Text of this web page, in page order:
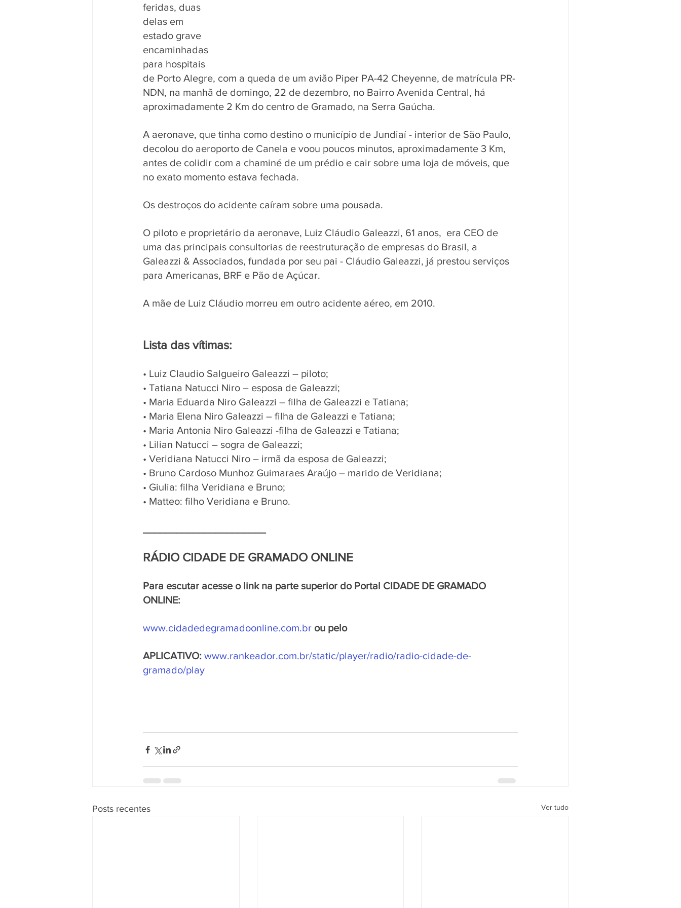
feridas, duas
delas em
estado grave
encaminhadas
para hospitais
de Porto Alegre, com a queda de um avião Piper PA-42 Cheyenne, de matrícula PR-
NDN, na manhã de domingo, 22 de dezembro, no Bairro Avenida Central, há
aproximadamente 2 Km do centro de Gramado, na Serra Gaúcha.
A aeronave, que tinha como destino o município de Jundiaí - interior de São Paulo,
decolou do aeroporto de Canela e voou poucos minutos, aproximadamente 3 Km,
antes de colidir com a chaminé de um prédio e cair sobre uma loja de móveis, que
no exato momento estava fechada.
Os destroços do acidente caíram sobre uma pousada.
O piloto e proprietário da aeronave, Luiz Cláudio Galeazzi, 61 anos,  era CEO de
uma das principais consultorias de reestruturação de empresas do Brasil, a
Galeazzi & Associados, fundada por seu pai - Cláudio Galeazzi, já prestou serviços
para Americanas, BRF e Pão de Açúcar.
A mãe de Luiz Cláudio morreu em outro acidente aéreo, em 2010.
Lista das vítimas:
• Luiz Claudio Salgueiro Galeazzi – piloto;
• Tatiana Natucci Niro – esposa de Galeazzi;
• Maria Eduarda Niro Galeazzi – filha de Galeazzi e Tatiana;
• Maria Elena Niro Galeazzi – filha de Galeazzi e Tatiana;
• Maria Antonia Niro Galeazzi -filha de Galeazzi e Tatiana;
• Lilian Natucci – sogra de Galeazzi;
• Veridiana Natucci Niro – irmã da esposa de Galeazzi;
• Bruno Cardoso Munhoz Guimaraes Araújo – marido de Veridiana;
• Giulia: filha Veridiana e Bruno;
• Matteo: filho Veridiana e Bruno.
RÁDIO CIDADE DE GRAMADO ONLINE
Para escutar acesse o link na parte superior do Portal CIDADE DE GRAMADO
ONLINE:
www.cidadedegramadoonline.com.br ou pelo
APLICATIVO: www.rankeador.com.br/static/player/radio/radio-cidade-de-
gramado/play
Posts recentes Ver tudo